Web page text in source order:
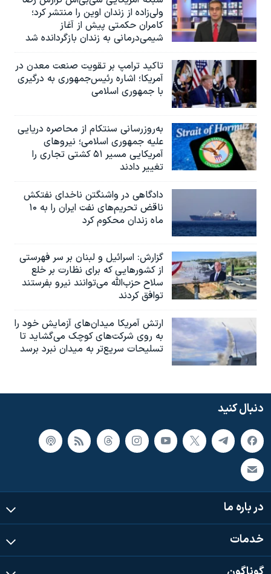
ولی‌زاده از زندان اوین را منتشر کرد؛
کامران حکمتی پیش از آغاز
شیمی‌درمانی به زندان بازگردانده شد
تاکید ترامپ بر تقویت صنعت معدن در
آمریکا؛ اشاره رئیس‌جمهوری به درگیری
با جمهوری اسلامی
به‌روزرسانی سنتکام از محاصره دریایی
علیه جمهوری اسلامی؛ نیروهای
آمریکایی مسیر ۵۱ کشتی تجاری را
تغییر دادند
دادگاهی در واشنگتن ناخدای نفتکش
ناقض تحریم‌های نفت ایران را به ۱۰
ماه زندان محکوم کرد
گزارش‌: اسرائيل و لبنان بر سر فهرستی
از کشورهایی که برای نظارت بر خلع
سلاح حزب‌الله می‌توانند نیرو بفرستند
توافق کردند
ارتش آمریکا میدان‌های آزمایش خود را
به روی شرکت‌های کوچک می‌گشاید تا
تسلیحات سریع‌تر به میدان نبرد برسد
دنبال کنید
در باره ما
خدمات